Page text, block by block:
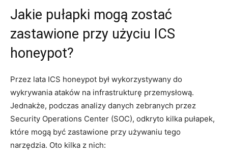
Jakie pułapki ⁤mogą ‍zostać
zastawione przy użyciu ICS
honeypot?
Przez lata ICS ⁢honeypot był wykorzystywany do
wykrywania⁣ ataków na infrastrukturę przemysłową.
Jednakże, podczas ​analizy danych zebranych przez
Security Operations Center⁣ (SOC), odkryto kilka pułapek,
które mogą ⁣być zastawione przy używaniu ‌tego
narzędzia. Oto kilka z⁢ nich: